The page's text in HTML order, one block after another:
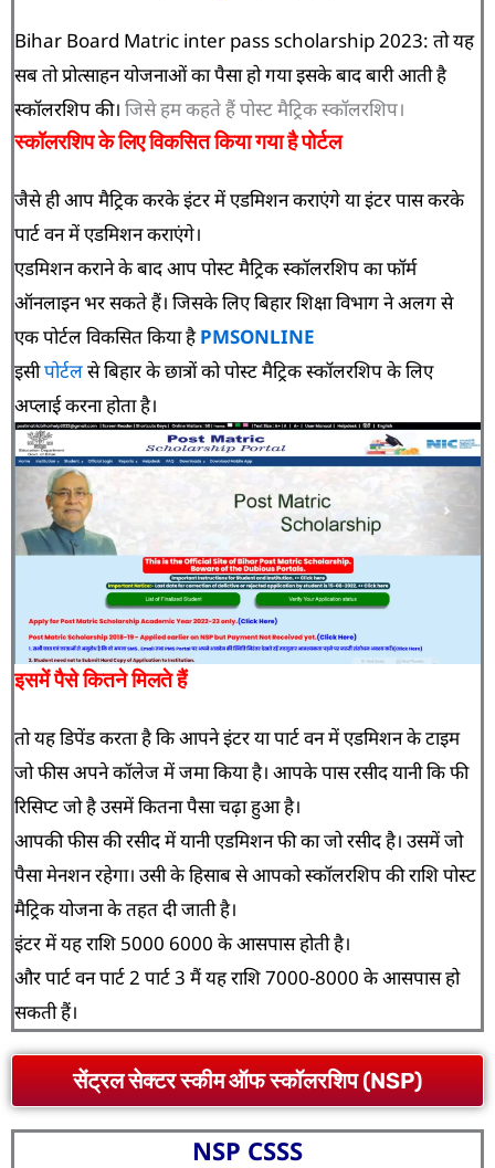
Bihar Board Matric inter pass scholarship 2023: तो यह
सब तो प्रोत्साहन योजनाओं का पैसा हो गया इसके बाद बारी आती है
स्कॉलरशिप की। जिसे हम कहते हैं पोस्ट मैट्रिक स्कॉलरशिप।
स्कॉलरशिप के लिए विकसित किया गया है पोर्टल
जैसे ही आप मैट्रिक करके इंटर में एडमिशन कराएंगे या इंटर पास करके
पार्ट वन में एडमिशन कराएंगे।
एडमिशन कराने के बाद आप पोस्ट मैट्रिक स्कॉलरशिप का फॉर्म
ऑनलाइन भर सकते हैं। जिसके लिए बिहार शिक्षा विभाग ने अलग से
एक पोर्टल विकसित किया हैPMSONLINE
इसीपोर्टलसे बिहार के छात्रों को पोस्ट मैट्रिक स्कॉलरशिप के लिए
अप्लाई करना होता है।
इसमें पैसे कितने मिलते हैं
तो यह डिपेंड करता है कि आपने इंटर या पार्ट वन में एडमिशन के टाइम
जो फीस अपने कॉलेज में जमा किया है। आपके पास रसीद यानी कि फी
रिसिप्ट जो है उसमें कितना पैसा चढ़ा हुआ है।
आपकी फीस की रसीद में यानी एडमिशन फी का जो रसीद है। उसमें जो
पैसा मेनशन रहेगा। उसी के हिसाब से आपको स्कॉलरशिप की राशि पोस्ट
मैट्रिक योजना के तहत दी जाती है।
इंटर में यह राशि 5000 6000 के आसपास होती है।
और पार्ट वन पार्ट 2 पार्ट 3 मैं यह राशि 7000-8000 के आसपास हो
सकती हैं।
सेंट्रल सेक्टर स्कीम ऑफ स्कॉलरशिप (NSP)
NSP CSSS